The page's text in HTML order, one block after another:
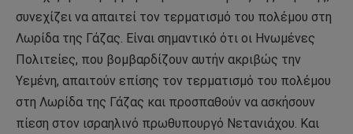
συνεχίζει να απαιτεί τον τερματισμό του πολέμου στη
Λωρίδα της Γάζας. Είναι σημαντικό ότι οι Ηνωμένες
Πολιτείες, που βομβαρδίζουν αυτήν ακριβώς την
Υεμένη, απαιτούν επίσης τον τερματισμό του πολέμου
στη Λωρίδα της Γάζας και προσπαθούν να ασκήσουν
πίεση στον ισραηλινό πρωθυπουργό Νετανιάχου. Και